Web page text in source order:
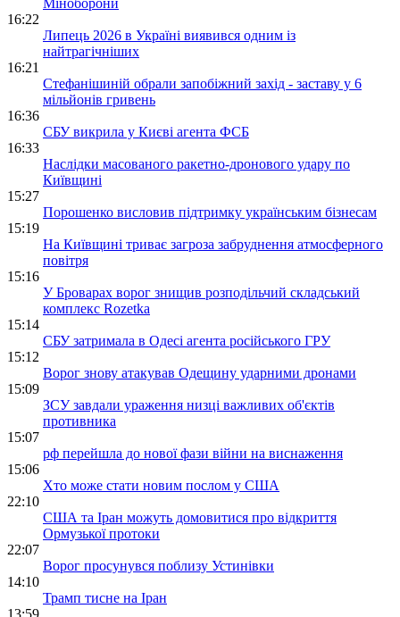
Міноборони
16:22
Липець 2026 в Україні виявився одним із
найтрагічніших
16:21
Стефанішиній обрали запобіжний захід - заставу у 6
мільйонів гривень
16:36
СБУ викрила у Києві агента ФСБ
16:33
Наслідки масованого ракетно-дронового удару по
Київщині
15:27
Порошенко висловив підтримку українським бізнесам
15:19
На Київщині триває загроза забруднення атмосферного
повітря
15:16
У Броварах ворог знищив розподільчий складський
комплекс Rozetka
15:14
СБУ затримала в Одесі агента російського ГРУ
15:12
Ворог знову атакував Одещину ударними дронами
15:09
ЗСУ завдали ураження низці важливих об'єктів
противника
15:07
рф перейшла до нової фази війни на виснаження
15:06
Хто може стати новим послом у США
22:10
США та Іран можуть домовитися про відкриття
Ормузької протоки
22:07
Ворог просунувся поблизу Устинівки
14:10
Трамп тисне на Іран